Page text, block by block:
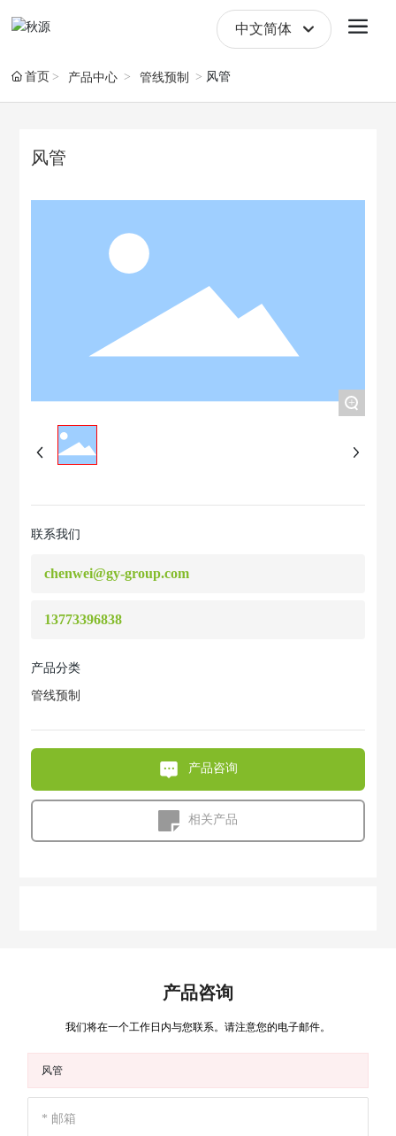
中文简体
中文简体
首页 产品中心 管线预制 风管
风管
+
联系我们
chenwei@gy-group.com
13773396838
产品分类
管线预制
产品咨询
相关产品
产品咨询
我们将在一个工作日内与您联系。请注意您的电子邮件。
风管